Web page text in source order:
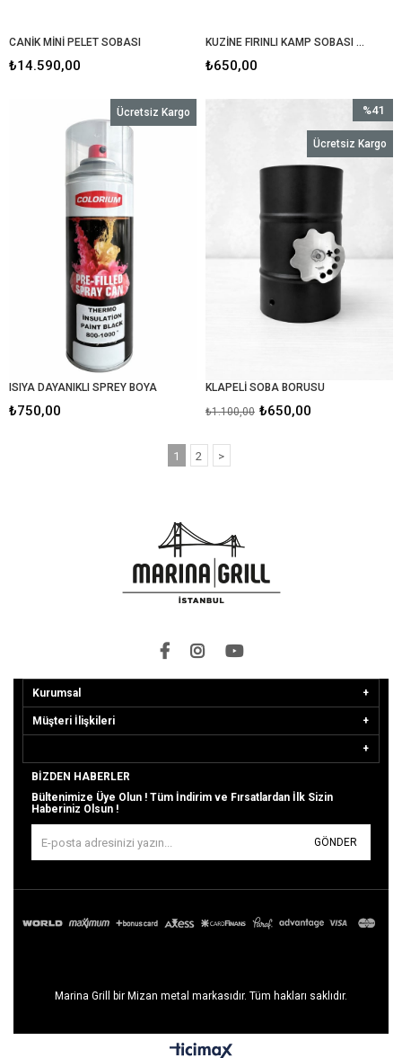
CANİK MİNİ PELET SOBASI
₺14.590,00
KUZİNE FIRINLI KAMP SOBASI ÇANTASI
₺650,00
ISIYA DAYANIKLI SPREY BOYA
₺750,00
Ücretsiz Kargo
KLAPELİ SOBA BORUSU
₺650,00
₺1.100,00
%41
İndirim
Ücretsiz Kargo
1 2 >
Kurumsal
Müşteri İlişkileri
BIZDEN HABERLER
Bültenimize Üye Olun ! Tüm İndirim ve Fırsatlardan İlk Sizin
Haberiniz Olsun !
GÖNDER
Marina Grill bir Mizan metal markasıdır. Tüm hakları saklıdır.